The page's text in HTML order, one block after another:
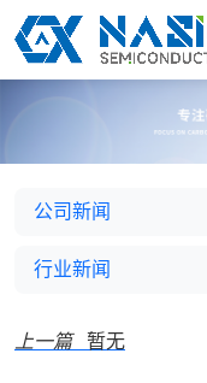
公司新闻
行业新闻
上一篇 暂无